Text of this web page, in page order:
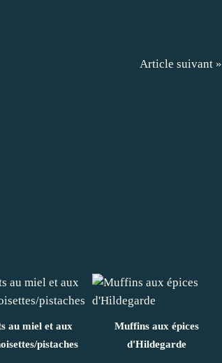
Article suivant »
au miel et aux
pistaches
Muffins aux épices
d'Hildegarde